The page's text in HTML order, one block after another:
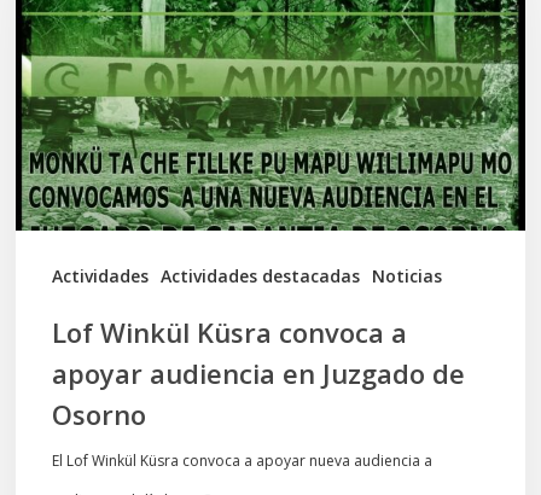
Actividades Actividades destacadas Noticias
convoca
a
apoyar
audiencia
en
Juzgado
Lof Winkül Küsra convoca a
apoyar audiencia en Juzgado de
Osorno
El Lof Winkül Küsra convoca a apoyar nueva audiencia a